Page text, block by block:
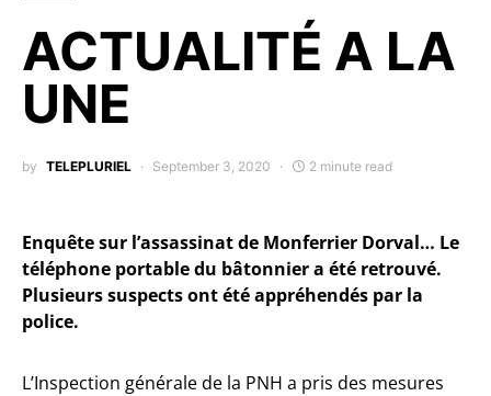
ACTUALITÉ A LA
UNE
by TELEPLURIEL September 3, 2020 2 minute read
Enquête sur l’assassinat de Monferrier Dorval… Le
téléphone portable du bâtonnier a été retrouvé.
Plusieurs suspects ont été appréhendés par la
police.
L’Inspection générale de la PNH a pris des mesures